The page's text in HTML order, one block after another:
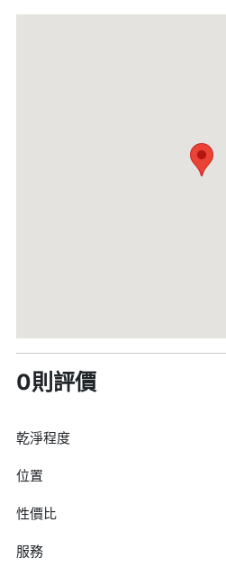
0則評價
乾淨程度
位置
性價比
服務